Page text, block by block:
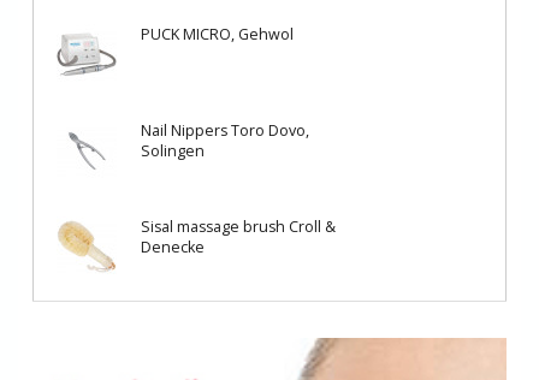
PUCK MICRO, Gehwol
Nail Nippers Toro Dovo,
Solingen
Sisal massage brush Croll &
Denecke